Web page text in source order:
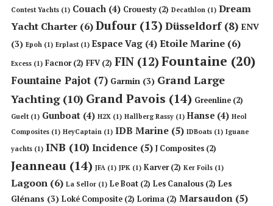
Contest Yachts (1) Couach (4) Crouesty (2) Decathlon (1) Dream
Yacht Charter (6)Dufour (13) Düsseldorf(8) ENV
(3) Epoh (1) Erplast (1) Espace Vag (4) Etoile Marine (6)
Excess (1) Facnor(2) FFV (2) FIN (12) Fountaine (20)
Fountaine Pajot (7) Garmin (3) Grand Large
Yachting(10) Grand Pavois (14) Greenline (2)
Guelt (1) Gunboat (4) H2X (1) Hallberg Rassy (1) Hanse (4) Heol
Composites (1) HeyCaptain (1) IDB Marine (5) IDBoats (1) Iguane
yachts (1) INB (10) Incidence (5) J Composites (2)
Jeanneau (14) JFA (1) JPK (1) Karver(2) Ker Foils (1)
Lagoon (6) La Sellor (1) Le Boat (2) Les Canalous (2) Les
Glénans (3) Loké Composite (2) Lorima (2) Marsaudon (5)